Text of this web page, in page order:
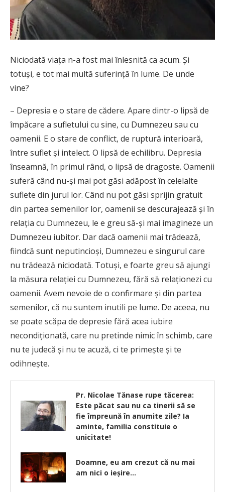
Niciodată viaţa n-a fost mai înlesnită ca acum. Şi
totuşi, e tot mai multă suferinţă în lume. De unde
vine?
– Depresia e o stare de cădere. Apare dintr-o lipsă de
împăcare a sufletului cu sine, cu Dumnezeu sau cu
oamenii. E o stare de conflict, de ruptură inte­rioa­ră,
între suflet şi intelect. O lipsă de echilibru. Depre­sia
înseamnă, în primul rând, o lipsă de dragoste. Oa­menii
suferă când nu-şi mai pot găsi adăpost în celelalte
suflete din jurul lor. Când nu pot găsi sprijin gratuit
din partea semenilor lor, oamenii se descu­rajează şi în
relaţia cu Dumnezeu, le e greu să-şi mai imagineze un
Dumnezeu iubitor. Dar dacă oamenii mai trădează,
fiindcă sunt neputincioşi, Dumnezeu e singurul care
nu trădează niciodată. Totuşi, e foarte greu să ajungi
la măsura relaţiei cu Dumnezeu, fără să relaţionezi cu
oamenii. Avem nevoie de o confir­ma­re şi din partea
semenilor, că nu suntem inutili pe lume. De aceea, nu
se poate scăpa de depresie fără acea iubire
necondiţionată, care nu pretinde nimic în schimb, care
nu te judecă şi nu te acuză, ci te pri­meş­te şi te
odihneşte.
Pr. Nicolae Tănase rupe tăcerea:
Este păcat sau nu ca tinerii să se
fie împreună în anumite zile? Ia
aminte, familia constituie o
unicitate!
Doamne, eu am crezut că nu mai
am nici o ieşire…